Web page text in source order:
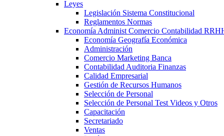
Leyes
Legislación Sistema Constitucional
Reglamentos Normas
Economía Administ Comercio Contabilidad
Economía Geografía Económica
Administración
Comercio Marketing Banca
Contabilidad Auditoria Finanzas
Calidad Empresarial
Gestión de Recursos Humanos
Selección de Personal
Selección de Personal Test Videos y Otros
Capacitación
Secretariado
Ventas